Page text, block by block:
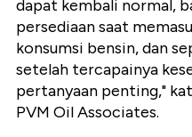
dapat kembali normal,
persediaan saat
konsumsi bensin, dan
setelah tercapainya
pertanyaan penting,"
PVM Oil Associates.